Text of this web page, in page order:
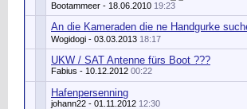
Bootammeer - 18.06.2010 19:23
An die Kameraden die ne Handgurke
Wogidogi - 03.03.2013 18:17
UKW / SAT Antenne fürs Boot ???
Fabius - 10.12.2012 00:22
Hafenpersenning
johann22 - 01.11.2012 12:30